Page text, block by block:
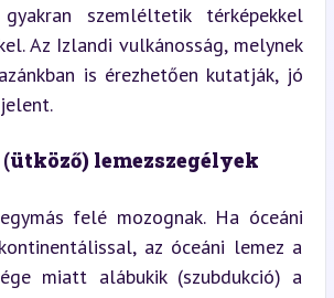
szemléltetik térképekkel
Az Izlandi vulkánosság, melynek
is érezhetően kutatják, jó
lemezszegélyek
felé mozognak. Ha óceáni
az óceáni lemez a
miatt alábukik (szubdukció) a